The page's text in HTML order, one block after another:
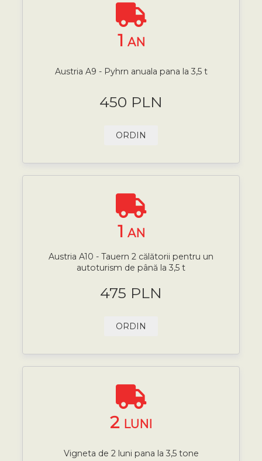
1 AN
Austria A9 - Pyhrn anuala pana la 3,5 t
450 PLN
ORDIN
1 AN
Austria A10 - Tauern 2 călătorii pentru un
autoturism de până la 3,5 t
475 PLN
ORDIN
2 LUNI
Vigneta de 2 luni pana la 3,5 tone